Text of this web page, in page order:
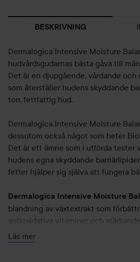
BESKRIVNING
Dermalogica Intensive Moisture
hudvårdsgudarnas bästa gåva till
Det är en djupgående, vårdande och
som återställer hudens skyddande
torr, fettfattig hud.
Dermalogica Intensive Moisture
dessutom också något som heter
Det är ett ämne som i utförda tester
hudens egna skyddande
fetter hjälper sig själva att fungera
Dermalogica Intensive Moisture
blandning av växtextrakt som
antioxidativa vitaminer och
återfuktar intensivt samtidigt som
skador från fria radikaler.
Läs mer